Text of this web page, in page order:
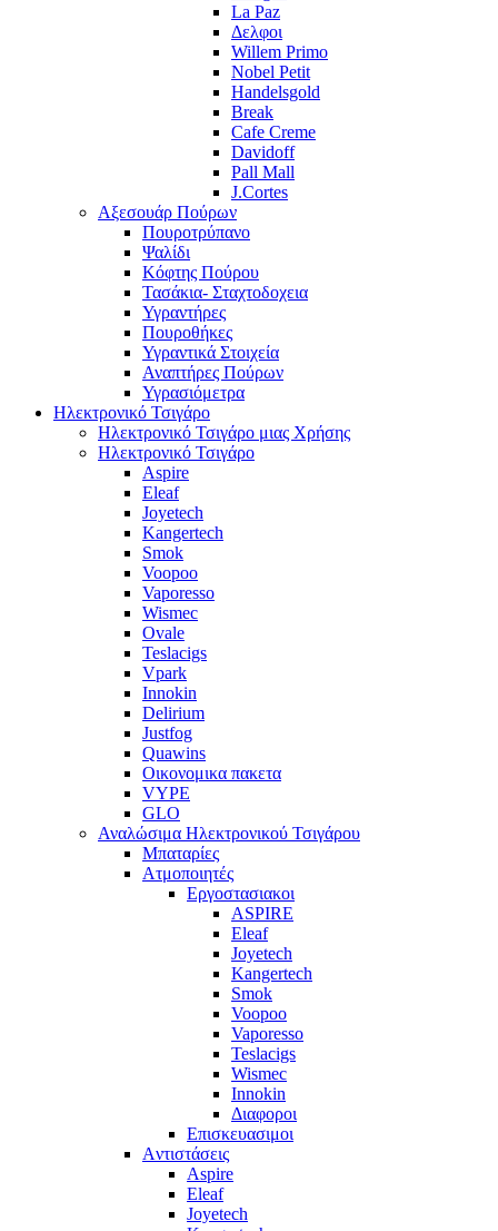
La Paz
Δελφοι
Willem Primo
Nobel Petit
Handelsgold
Break
Cafe Creme
Davidoff
Pall Mall
J.Cortes
Αξεσουάρ Πούρων
Πουροτρύπανο
Ψαλίδι
Κόφτης Πούρου
Τασάκια- Σταχτοδοχεια
Υγραντήρες
Πουροθήκες
Υγραντικά Στοιχεία
Αναπτήρες Πούρων
Υγρασιόμετρα
Ηλεκτρονικό Τσιγάρο
Ηλεκτρονικό Τσιγάρο μιας Χρήσης
Ηλεκτρονικό Τσιγάρο
Aspire
Eleaf
Joyetech
Kangertech
Smok
Voopoo
Vaporesso
Wismec
Ovale
Teslacigs
Vpark
Innokin
Delirium
Justfog
Quawins
Οικονομικα πακετα
VYPE
GLO
Αναλώσιμα Ηλεκτρονικού Τσιγάρου
Μπαταρίες
Ατμοποιητές
Εργοστασιακοι
ΑSPIRE
Eleaf
Joyetech
Kangertech
Smok
Voopoo
Vaporesso
Teslacigs
Wismec
Innokin
Διαφοροι
Επισκευασιμοι
Aντιστάσεις
Aspire
Eleaf
Joyetech